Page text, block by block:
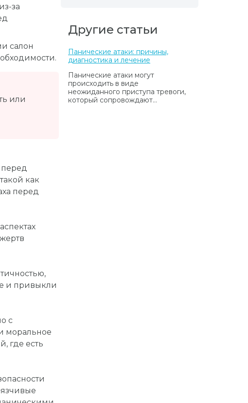
за
салон
или
как
перед
и привыкли
с
моральное
где есть
Другие статьи
Панические атаки: причины,
диагностика и лечение
Панические атаки могут
происходить в виде
неожиданного приступа тревоги,
который сопровождают...